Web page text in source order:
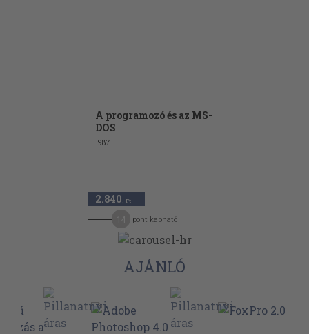
A programozó és az MS-
DOS
1987
2.840 ,-Ft
pont kapható
AJÁNLÓ